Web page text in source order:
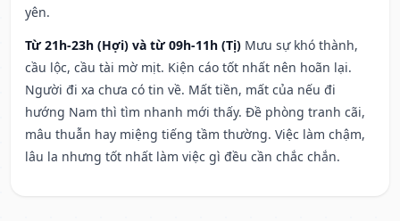
yên.
Từ 21h-23h (Hợi) và từ 09h-11h (Tị) Mưu sự khó thành,
cầu lộc, cầu tài mờ mịt. Kiện cáo tốt nhất nên hoãn lại.
Người đi xa chưa có tin về. Mất tiền, mất của nếu đi
hướng Nam thì tìm nhanh mới thấy. Đề phòng tranh cãi,
mâu thuẫn hay miệng tiếng tầm thường. Việc làm chậm,
lâu la nhưng tốt nhất làm việc gì đều cần chắc chắn.